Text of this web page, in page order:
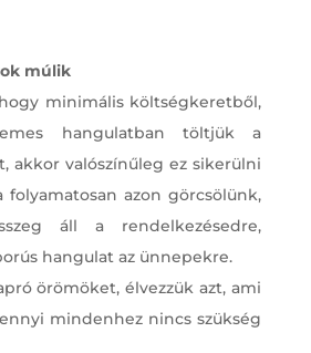
múlik
minimális költségkeretből,
hangulatban töltjük a
akkor valószínűleg ez sikerülni
folyamatosan azon görcsölünk,
áll a rendelkezésedre,
hangulat az ünnepekre.
örömöket, élvezzük azt, ami
mindenhez nincs szükség